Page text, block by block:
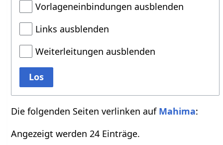
Vorlageneinbindungen ausblenden
Links ausblenden
Weiterleitungen ausblenden
Los
Die folgenden Seiten verlinken auf Mahima:
Angezeigt werden 24 Einträge.